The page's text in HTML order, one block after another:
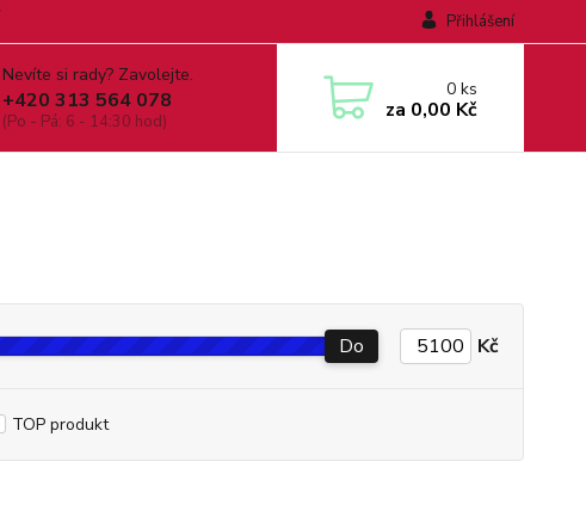
Přihlášení
Nevíte si rady? Zavolejte.
+420 313 564 078
(Po - Pá: 6 - 14:30 hod)
0ks
za 0,00 Kč
Do Kč
TOP produkt